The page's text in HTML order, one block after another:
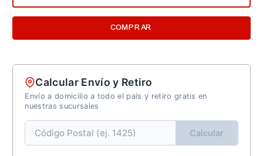
COMPRAR
Calcular Envío y Retiro
Envío a domicilio a todo el país y retiro gratis en
nuestras sucursales
Calcular